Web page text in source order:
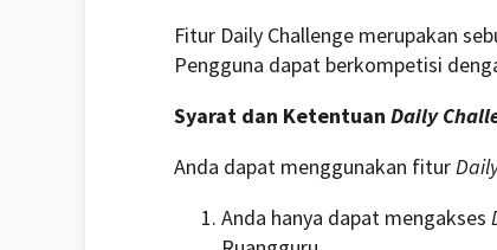
Fitur Daily Challenge merupakan
Pengguna dapat berkompetisi
Syarat dan Ketentuan Daily
Anda dapat menggunakan fitur
Anda hanya dapat mengakses